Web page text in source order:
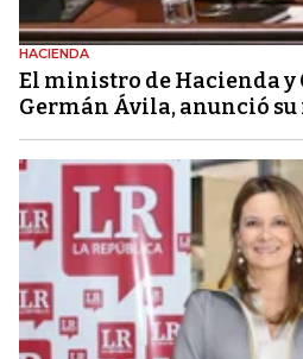
HACIENDA
El ministro de Hacienda y
Germán Ávila, anunció